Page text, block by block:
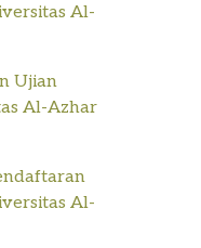
Al-
Ujian
Al-Azhar
Al-